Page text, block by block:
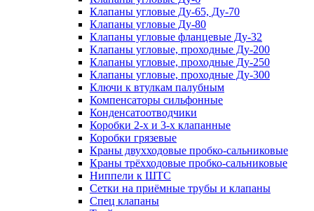
Клапаны угловые Ду-65, Ду-70
Клапаны угловые Ду-80
Клапаны угловые фланцевые Ду-32
Клапаны угловые, проходные Ду-200
Клапаны угловые, проходные Ду-250
Клапаны угловые, проходные Ду-300
Ключи к втулкам палубным
Компенсаторы сильфонные
Конденсатоотводчики
Коробки 2-х и 3-х клапанные
Коробки грязевые
Краны двухходовые пробко-сальниковые
Краны трёхходовые пробко-сальниковые
Ниппели к ШТС
Сетки на приёмные трубы и клапаны
Спец клапаны